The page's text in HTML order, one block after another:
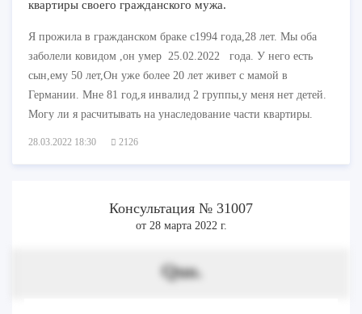
квартиры своего гражданского мужа.
Я прожила в гражданском браке с1994 года,28 лет. Мы оба
заболели ковидом ,он умер 25.02.2022 года. У него есть
сын,ему 50 лет,Он уже более 20 лет живет с мамой в
Германии. Мне 81 год,я инвалид 2 группы,у меня нет детей.
Могу ли я расчитывать на унаследование части квартиры.
28.03.2022 18:30 2126
Консультация № 31007
от 28 марта 2022 г.
Quo.